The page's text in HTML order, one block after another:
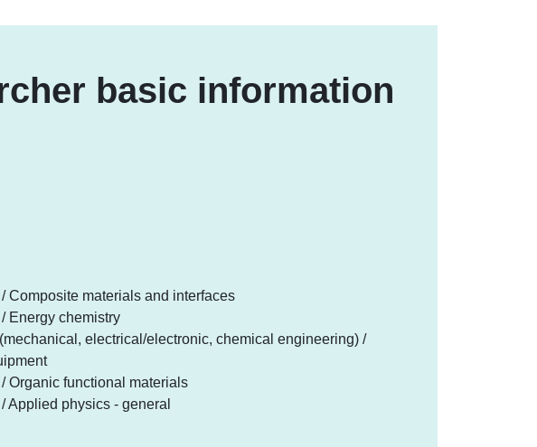
basic information
Composite materials and interfaces
Energy chemistry
electrical/electronic, chemical engineering) /
Organic functional materials
Applied physics - general